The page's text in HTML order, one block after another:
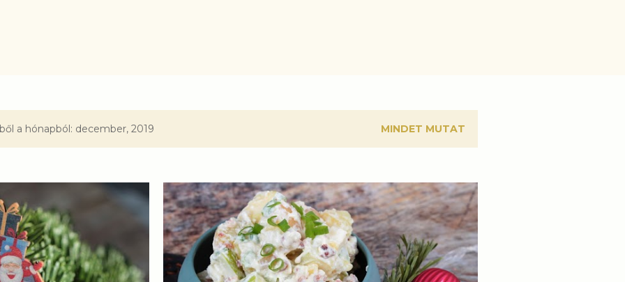
a hónapból: december, 2019 MINDET MUTAT